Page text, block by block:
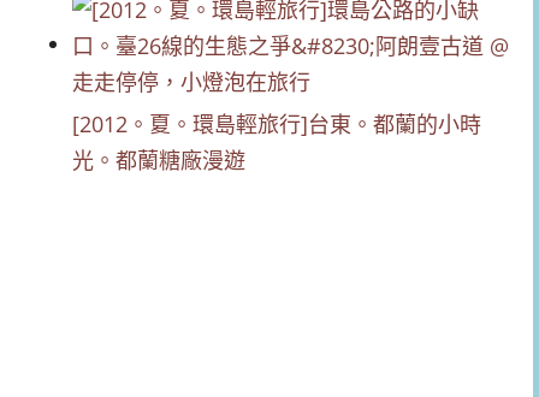
[2012。夏。環島輕旅行]台東。都蘭的小時
光。都蘭糖廠漫遊